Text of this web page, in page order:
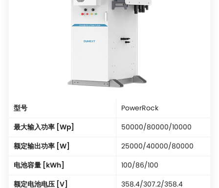
型号 PowerRock
最大输入功率 [Wp] 50000/80000/10000
额定输出功率 [W] 25000/40000/80000
电池容量 [kWh] 100/86/100
额定电池电压 [V] 358.4/307.2/358.4